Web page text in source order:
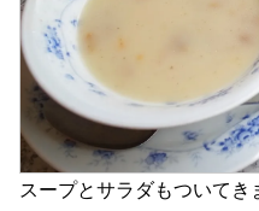
スープとサラダもついてき